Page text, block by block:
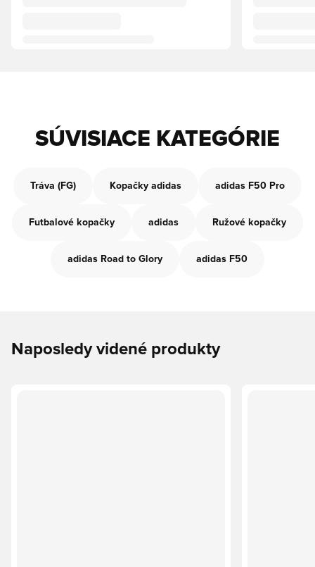
SÚVISIACE KATEGÓRIE
Tráva (FG) Kopačky adidas adidas F50 Pro
Futbalové kopačky adidas Ružové kopačky
adidas Road to Glory adidas F50
Naposledy videné produkty